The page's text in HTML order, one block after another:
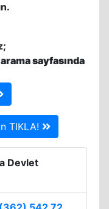
sayfasında
TIKLA!
Devlet